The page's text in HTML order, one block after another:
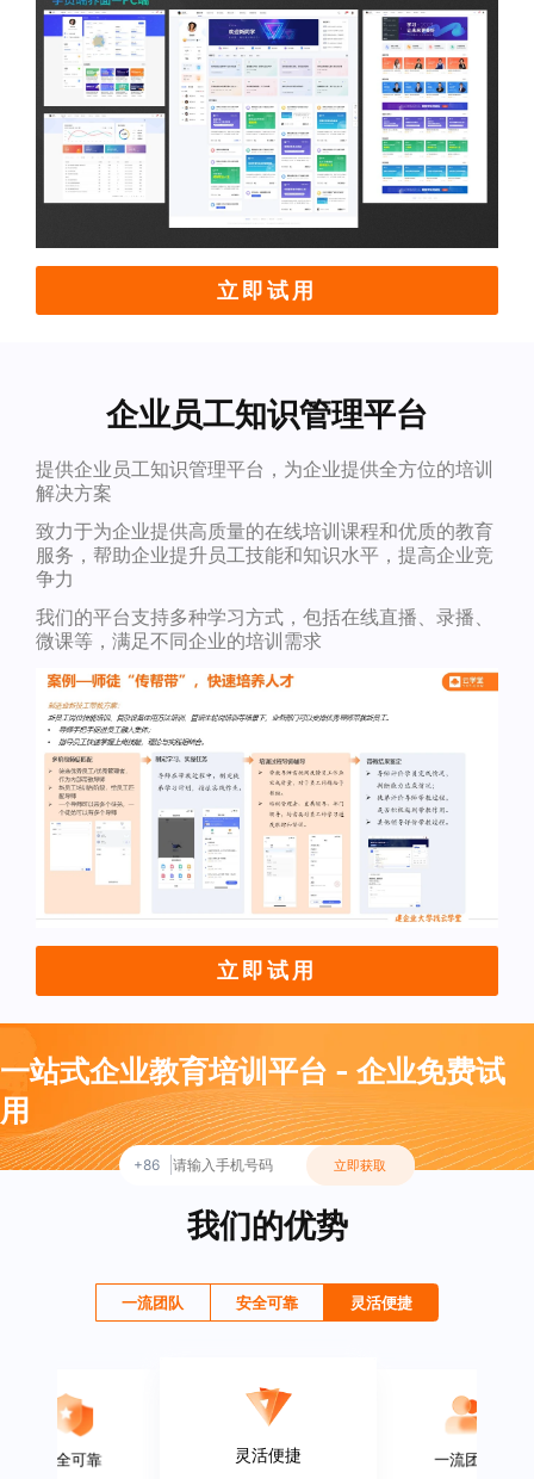
立即试用
企业员工知识管理平台
提供企业员工知识管理平台，为企业提供全方位的培训
解决方案
致力于为企业提供高质量的在线培训课程和优质的教育
服务，帮助企业提升员工技能和知识水平，提高企业竞
争力
我们的平台支持多种学习方式，包括在线直播、录播、
微课等，满足不同企业的培训需求
立即试用
一站式企业教育培训平台 - 企业免费试
用
+86 立即获取
我们的优势
一流团队 安全可靠 灵活便捷
安全可靠 灵活便捷 一流团队